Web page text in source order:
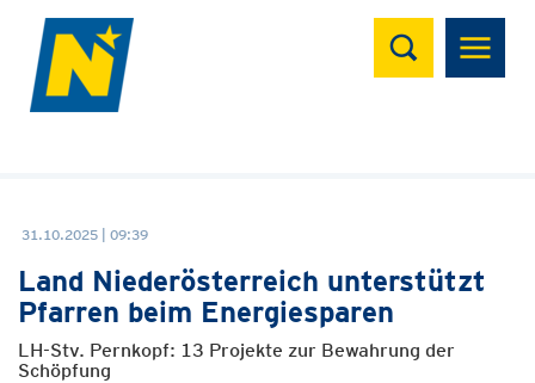
Suchen
31.10.2025 | 09:39
Land Niederösterreich unterstützt
Pfarren beim Energiesparen
LH-Stv. Pernkopf: 13 Projekte zur Bewahrung der
Schöpfung